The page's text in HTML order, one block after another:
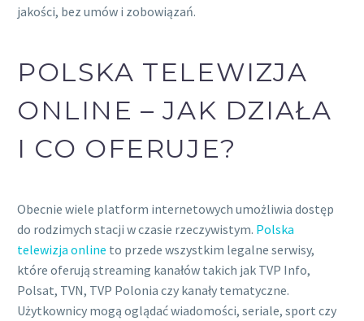
jakości, bez umów i zobowiązań.
POLSKA TELEWIZJA
ONLINE – JAK DZIAŁA
I CO OFERUJE?
Obecnie wiele platform internetowych umożliwia dostęp
do rodzimych stacji w czasie rzeczywistym. Polska
telewizja online to przede wszystkim legalne serwisy,
które oferują streaming kanałów takich jak TVP Info,
Polsat, TVN, TVP Polonia czy kanały tematyczne.
Użytkownicy mogą oglądać wiadomości, seriale, sport czy